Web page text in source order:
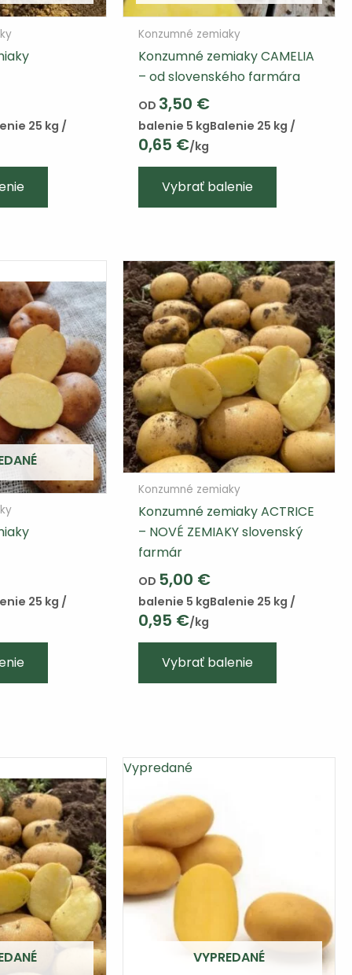
25 kg /
Konzumné zemiaky
Konzumné zemiaky CAMELIA
– od slovenského farmára
OD 3,50 €
balenie 5 kgBalenie 25 kg /
0,65 €/kg
Vybrať balenie
25 kg /
Konzumné zemiaky
Konzumné zemiaky ACTRICE
– NOVÉ ZEMIAKY slovenský
farmár
OD 5,00 €
balenie 5 kgBalenie 25 kg /
0,95 €/kg
Vybrať balenie
Tento
má
Vypredané
VYPREDANÉ